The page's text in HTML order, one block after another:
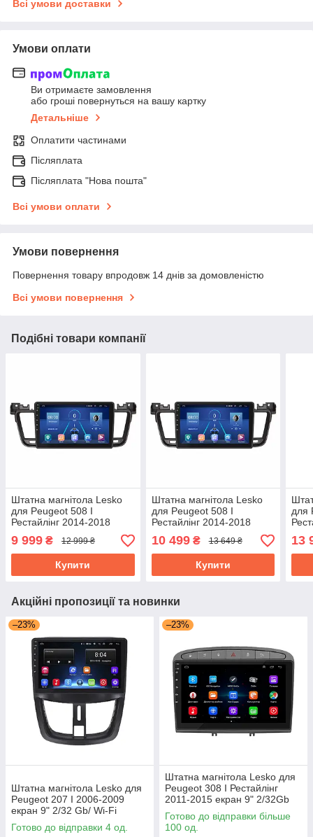
Всі умови доставки
Умови оплати
Ви отримаєте замовлення
або гроші повернуться на вашу картку
Детальніше
Оплатити частинами
Післяплата
Післяплата "Нова пошта"
Всі умови оплати
Умови повернення
Повернення товару впродовж 14 днів за домовленістю
Всі умови повернення
Подібні товари компанії
Штатна магнітола Lesko
для Peugeot 508 I
Рестайлінг 2014-2018
екран 9" 4/32Gb 4G Wi-Fi
GPS Top Пежо
9 999 ₴ 12 999 ₴
Купити
Штатна магнітола Lesko
для Peugeot 508 I
Рестайлінг 2014-2018
екран 9" 4/64Gb 4G Wi-Fi
GPS Top Пежо
10 499₴ 13 649 ₴
Купити
для
13
Акційні пропозиції та новинки
–23%
Штатна магнітола Lesko для
Peugeot 207 I 2006-2009
екран 9" 2/32 Gb/ Wi-Fi
Optima GPS Android Пожо
Готово до відправки 4 од.
–23%
Штатна магнітола Lesko для
Peugeot 308 I Рестайлінг
2011-2015 екран 9" 2/32Gb
Grey/Wi-Fi Optima GPS
Android
Готово до відправки більше
100 од.